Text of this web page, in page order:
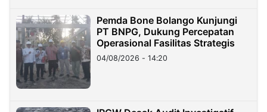
Pemda Bone Bolango Kunjungi
PT BNPG, Dukung Percepatan
Operasional Fasilitas Strategis
04/08/2026 - 14:20